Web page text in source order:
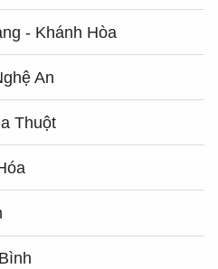
- Khánh Hòa
An
Thuột